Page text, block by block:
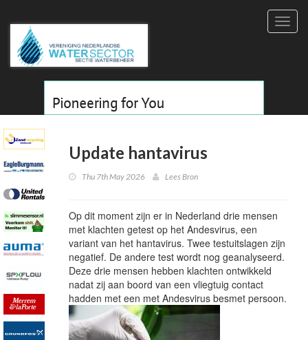
Update hantavirus
Thu 7th May 2026 Lees Bron
Op dit moment zijn er in Nederland drie mensen
met klachten getest op het Andesvirus, een
variant van het hantavirus. Twee testuitslagen zijn
negatief. De andere test wordt nog geanalyseerd.
Deze drie mensen hebben klachten ontwikkeld
nadat zij aan boord van een vliegtuig contact
hadden met een met Andesvirus besmet persoon.